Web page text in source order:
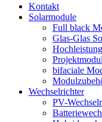
Kontakt
Solarmodule
Full black
Glas-Glas
bifaciale
Wechselrichter
PV-